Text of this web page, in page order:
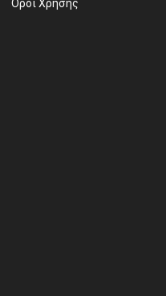
Όροι Χρήσης